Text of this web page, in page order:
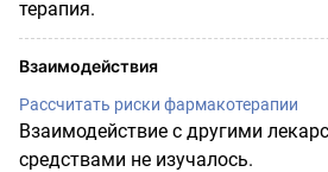
терапия.
Взаимодействия
Рассчитать риски фармакотерапии
Взаимодействие с другими
средствами не изучалось.